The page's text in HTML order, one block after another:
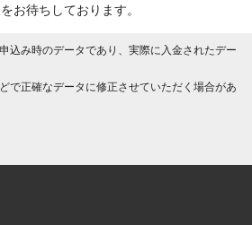
お待ちしております。
込み時のデータであり、実際に入金されたデー
で正確なデータに修正させていただく場合があ